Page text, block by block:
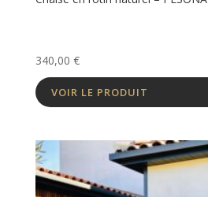
340,00 €
VOIR LE PRODUIT